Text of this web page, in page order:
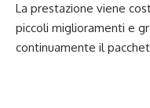
La prestazione viene
piccoli miglioramenti e
continuamente il